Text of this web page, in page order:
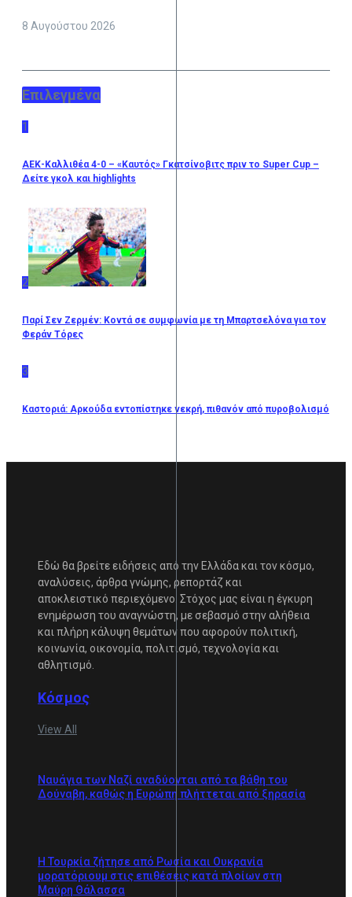
8 Αυγούστου 2026
Επιλεγμένα
1
ΑΕΚ-Καλλιθέα 4-0 – «Καυτός» Γκατσίνοβιτς πριν το Super Cup –
Δείτε γκολ και highlights
2
Παρί Σεν Ζερμέν: Κοντά σε συμφωνία με τη Μπαρτσελόνα για τον
Φεράν Τόρες
3
Καστοριά: Αρκούδα εντοπίστηκε νεκρή, πιθανόν από πυροβολισμό
Εδώ θα βρείτε ειδήσεις από την Ελλάδα και τον κόσμο,
αναλύσεις, άρθρα γνώμης, ρεπορτάζ και
αποκλειστικό περιεχόμενο. Στόχος μας είναι η έγκυρη
ενημέρωση του αναγνώστη, με σεβασμό στην αλήθεια
και πλήρη κάλυψη θεμάτων που αφορούν πολιτική,
κοινωνία, οικονομία, πολιτισμό, τεχνολογία και
αθλητισμό.
Κόσμος
View All
Ναυάγια των Ναζί αναδύονται από τα βάθη του
Δούναβη, καθώς η Ευρώπη πλήττεται από ξηρασία
Η Τουρκία ζήτησε από Ρωσία και Ουκρανία
μορατόριουμ στις επιθέσεις κατά πλοίων στη
Μαύρη Θάλασσα